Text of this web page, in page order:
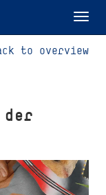
to overview